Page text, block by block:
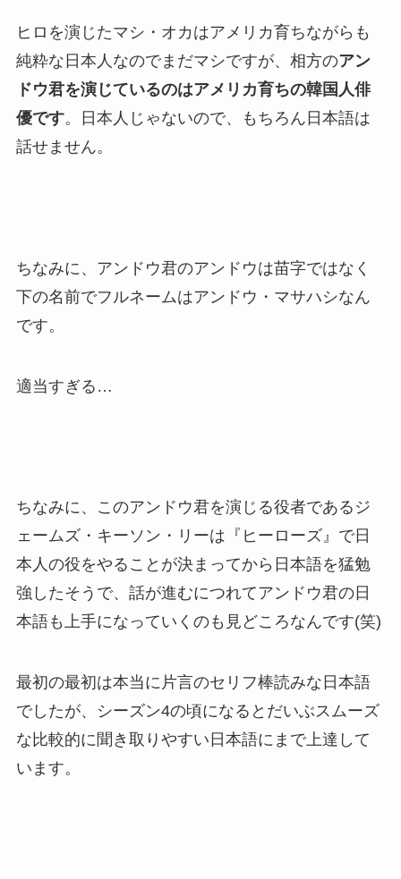
ヒロを演じたマシ・オカはアメリカ育ちながらも
純粋な日本人なのでまだマシですが、相方のアン
ドウ君を演じているのはアメリカ育ちの韓国人俳
優です。日本人じゃないので、もちろん日本語は
話せません。
ちなみに、アンドウ君のアンドウは苗字ではなく
下の名前でフルネームはアンドウ・マサハシなん
です。
適当すぎる…
ちなみに、このアンドウ君を演じる役者であるジ
ェームズ・キーソン・リーは『ヒーローズ』で日
本人の役をやることが決まってから日本語を猛勉
強したそうで、話が進むにつれてアンドウ君の日
本語も上手になっていくのも見どころなんです(笑)
最初の最初は本当に片言のセリフ棒読みな日本語
でしたが、シーズン4の頃になるとだいぶスムーズ
な比較的に聞き取りやすい日本語にまで上達して
います。